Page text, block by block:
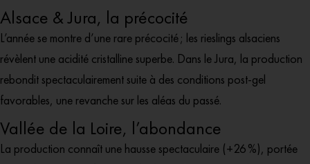
Alsace & Jura, la précocité
L’année se montre d’une rare précocité ; les rieslings alsaciens
révèlent une acidité cristalline superbe. Dans le Jura, la production
rebondit spectaculairement suite à des conditions post-gel
favorables, une revanche sur les aléas du passé.
Vallée de la Loire, l’abondance
La production connaît une hausse spectaculaire (+26 %), portée